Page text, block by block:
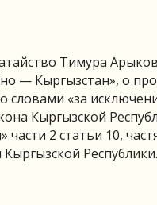
Тимура
— Кыргызстан», о
словами «за
Кыргызской
2 статьи 10,
Кыргызской Республики.